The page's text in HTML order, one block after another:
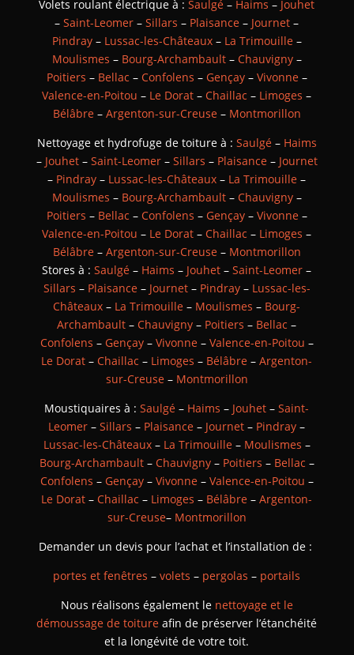
Volets roulant électrique à :Saulgé – Haims – Jouhet
–Saint-Leomer –Sillars – Plaisance – Journet –
Pindray– Lussac-les-Châteaux– La Trimouille–
Moulismes – Bourg-Archambault– Chauvigny–
Poitiers – Bellac – Confolens – Gençay– Vivonne–
Valence-en-Poitou – Le Dorat –Chaillac – Limoges –
Bélâbre– Argenton-sur-Creuse– Montmorillon
Nettoyage et hydrofuge de toiture à : Saulgé– Haims
– Jouhet– Saint-Leomer– Sillars – Plaisance– Journet
– Pindray – Lussac-les-Châteaux – La Trimouille –
Moulismes – Bourg-Archambault– Chauvigny–
Poitiers – Bellac – Confolens – Gençay– Vivonne–
Valence-en-Poitou – Le Dorat –Chaillac – Limoges –
Bélâbre– Argenton-sur-Creuse– Montmorillon
Stores à :Saulgé – Haims – Jouhet –Saint-Leomer –
Sillars – Plaisance– Journet– Pindray– Lussac-les-
Châteaux – La Trimouille – Moulismes – Bourg-
Archambault –Chauvigny – Poitiers – Bellac –
Confolens – Gençay– Vivonne– Valence-en-Poitou –
Le Dorat –Chaillac – Limoges – Bélâbre –Argenton-
sur-Creuse– Montmorillon
Moustiquaires à :Saulgé – Haims – Jouhet –Saint-
Leomer –Sillars – Plaisance – Journet – Pindray –
Lussac-les-Châteaux– La Trimouille– Moulismes –
Bourg-Archambault– Chauvigny– Poitiers – Bellac –
Confolens – Gençay– Vivonne– Valence-en-Poitou –
Le Dorat –Chaillac – Limoges – Bélâbre –Argenton-
sur-Creuse– Montmorillon
Demander un devis pour l’achat et l’installation de :
portes et fenêtres –volets – pergolas – portails
Nous réalisons également le nettoyage et le
démoussage de toiture afin de préserver l’étanchéité
et la longévité de votre toit.